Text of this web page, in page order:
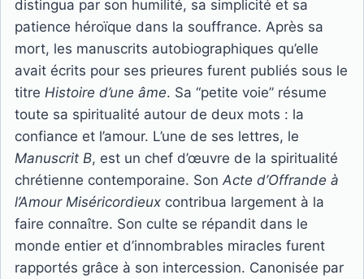
distingua par son humilité, sa simplicité et sa
patience héroïque dans la souffrance. Après sa
mort, les manuscrits autobiographiques qu’elle
avait écrits pour ses prieures furent publiés sous le
titre Histoire d’une âme. Sa “petite voie” résume
toute sa spiritualité autour de deux mots : la
confiance et l’amour. L’une de ses lettres, le
Manuscrit B, est un chef d’œuvre de la spiritualité
chrétienne contemporaine. Son Acte d’Offrande à
l’Amour Miséricordieux contribua largement à la
faire connaître. Son culte se répandit dans le
monde entier et d’innombrables miracles furent
rapportés grâce à son intercession. Canonisée par